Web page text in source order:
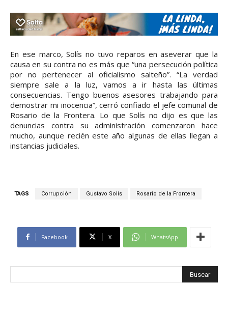
En ese marco, Solís no tuvo reparos en aseverar que la
causa en su contra no es más que “una persecución política
por no pertenecer al oficialismo salteño”. “La verdad
siempre sale a la luz, vamos a ir hasta las últimas
consecuencias. Tengo buenos asesores trabajando para
demostrar mi inocencia”, cerró confiado el jefe comunal de
Rosario de la Frontera. Lo que Solís no dijo es que las
denuncias contra su administración comenzaron hace
mucho, aunque recién este año algunas de ellas llegan a
instancias judiciales.
TAGS Corrupción Gustavo Solís Rosario de la Frontera
Facebook X WhatsApp